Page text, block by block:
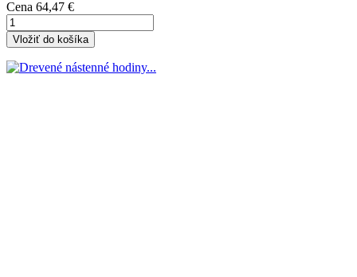
Cena 64,47 €
Vložiť do košíka